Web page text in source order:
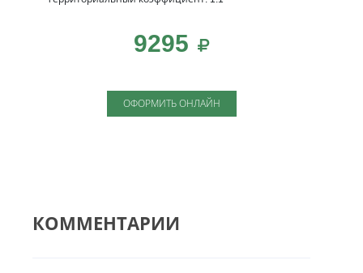
9295
ОФОРМИТЬ ОНЛАЙН
КОММЕНТАРИИ